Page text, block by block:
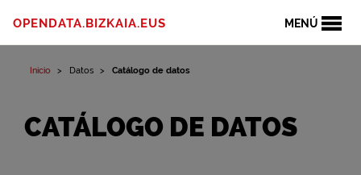
MENÚ
OPENDATA.BIZKAIA.EUS
Inicio Datos Catálogo de datos
CATÁLOGO DE DATOS